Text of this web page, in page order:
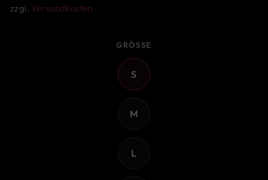
zzgl. Versandkosten
GRÖSSE
S
M
L